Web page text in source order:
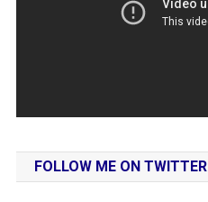
FOLLOW ME ON TWITTER